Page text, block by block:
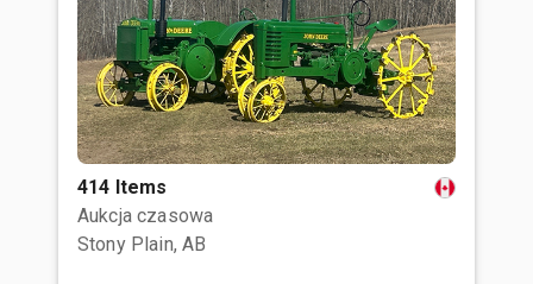
414 Items
Aukcja czasowa
Stony Plain, AB